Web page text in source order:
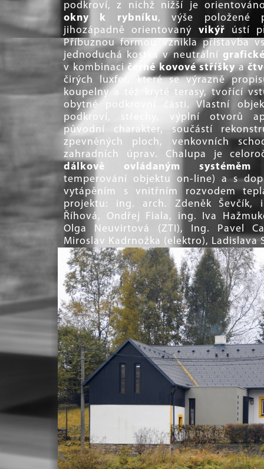
podkroví, z nichž nižší je
okny k rybníku, výše položené
jihozápadně orientovaný vikýř ústí
Příbuznou formou vznikla přístavba
jednoduchá kostka v neutrální
v kombinacičerné kovové stříškya
čirých luxfer, které se výrazně
koupelny a též kryté terasy, tvořící
obytné podkrovní části. Vlastní
podkroví, střechy, výplní otvorů
původní charakter, součástí
zpevněných ploch, venkovních
zahradních úprav. Chalupa je
dálkově ovládaným systéměm
temperování objektu on-line) a s
vytápěním s vnitřním rozvodem
projektu: ing. arch. Zdeněk Ševčík,
Říhová, Ondřej Fiala, ing. Iva
Olga Neuvirtová (ZTI), Ing. Pavel
Miroslav Kadrnožka (elektro), Ladislava